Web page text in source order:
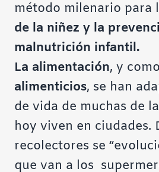
método milenario para
de la niñez y la
malnutrición infantil.
La alimentación, y
alimenticios, se han
de vida de muchas de
hoy viven en ciudades.
recolectores se
que van a los